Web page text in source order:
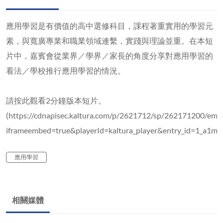
應用學習是有價值的高中選修科目，課程著重實用的學習元
素，與寬廣專業和職業領域連繫，實踐與理論並重。在本短
片中，嘉賓會從業界／學界／家長的角度分享對應用學習的
看法／學校推行應用學習的情況。
請按此觀看2分鐘版本短片。
(https://cdnapisec.kaltura.com/p/2621712/sp/262171200/
應用學習
相關媒體